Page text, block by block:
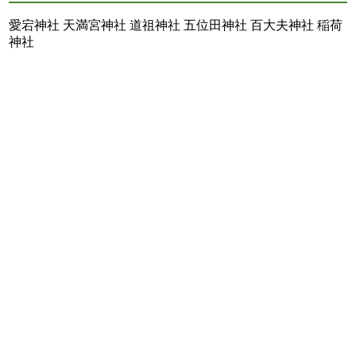
愛宕神社 天満宮神社 道祖神社 五位田神社 百大夫神社 稲荷
神社